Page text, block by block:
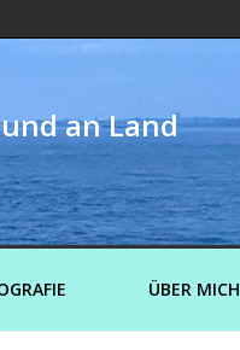
an Land
ÜBER MICH